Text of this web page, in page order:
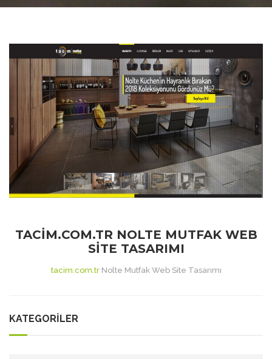
TACIM.COM.TR NOLTE MUTFAK WEB
SITE TASARIMI
tacim.com.trNolte Mutfak Web Site Tasarımı
KATEGORİLER